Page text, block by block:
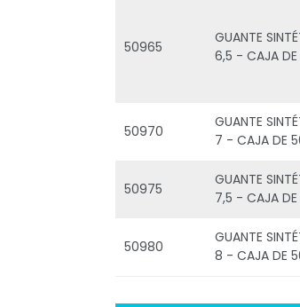
50965
GUANTE
6,5 - CAJA DE
50970
GUANTE
7 - CAJA DE
50975
GUANTE
7,5 - CAJA DE
50980
GUANTE
8 - CAJA DE